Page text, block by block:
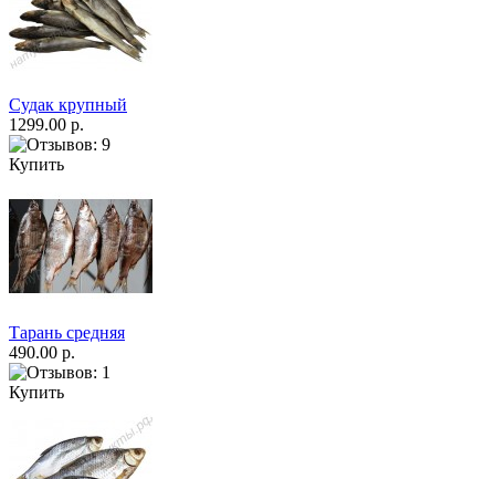
Судак крупный
1299.00 р.
Купить
Тарань средняя
490.00 р.
Купить